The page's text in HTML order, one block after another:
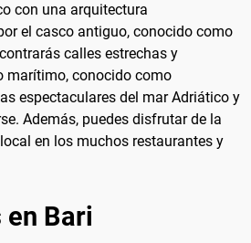
con una arquitectura
el casco antiguo, conocido como
calles estrechas y
marítimo, conocido como
espectaculares del mar Adriático y
Además, puedes disfrutar de la
en los muchos restaurantes y
Bari